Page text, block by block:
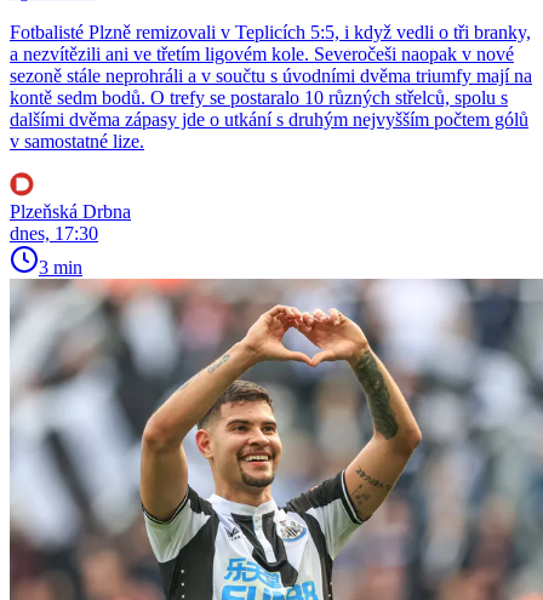
Fotbalisté Plzně remizovali v Teplicích 5:5, i když vedli o tři branky,
a nezvítězili ani ve třetím ligovém kole. Severočeši naopak v nové
sezoně stále neprohráli a v součtu s úvodními dvěma triumfy mají na
kontě sedm bodů. O trefy se postaralo 10 různých střelců, spolu s
dalšími dvěma zápasy jde o utkání s druhým nejvyšším počtem gólů
v samostatné lize.
Plzeňská Drbna
dnes, 17:30
3 min